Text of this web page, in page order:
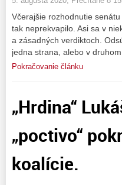
Včerajšie rozhodnutie
tak neprekvapilo. Asi sa v
a zásadných verdiktoch.
jedna strana, alebo v
Pokračovanie článku
„Hrdina“
„poctivo“
koalície.